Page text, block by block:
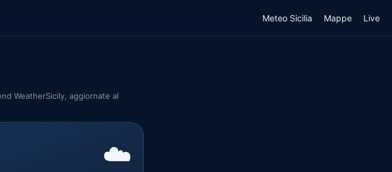
Meteo Sicilia Mappe Live
WeatherSicily, aggiornate al
☁️